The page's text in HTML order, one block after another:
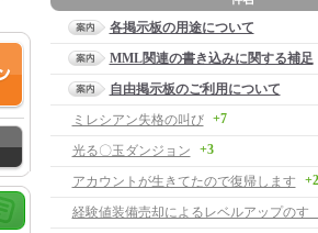
各掲示板の用途について
MML関連の書き込みに関する補足
自由掲示板のご利用について
ミレシアン失格の叫び
+7
光る〇玉ダンジョン +3
アカウントが生きてたので復帰します +2
経験値装備売却によるレベルアップのす